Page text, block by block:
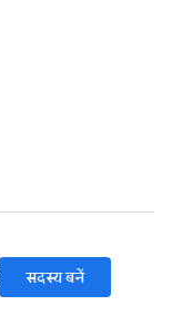
सदस्य बनें